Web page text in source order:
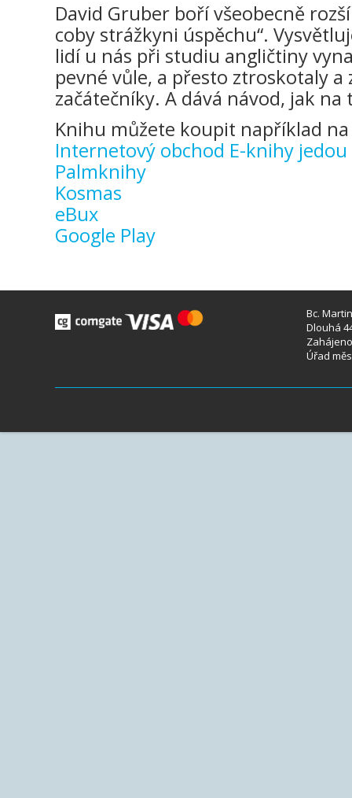
David Gruber boří všeobecně
coby strážkyni úspěchu“.
lidí u nás při studiu angličtiny
pevné vůle, a přesto ztroskotaly a
začátečníky. A dává návod, jak
Knihu můžete koupit například
Internetový obchod E-knihy jedou
Palmknihy
Kosmas
eBux
Google Play
Bc.
Dlouhá
Úřad